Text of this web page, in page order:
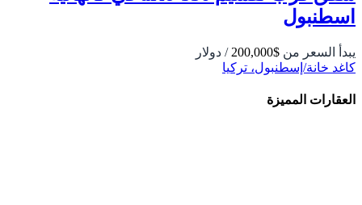
اسطنبول
يبدأ السعر من $200,000
/ دولار
كاغد خانة/إسطنبول، تركيا
العقارات المميزة